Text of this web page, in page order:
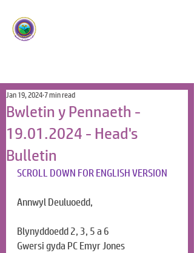
Bwletin y Pennaeth -
19.01.2024 - Head's
Bulletin
Jan 19, 20247 min read
SCROLL DOWN FOR ENGLISH VERSION
Annwyl Deuluoedd,
Blynyddoedd 2, 3, 5 a 6
Gwersi gyda PC Emyr Jones